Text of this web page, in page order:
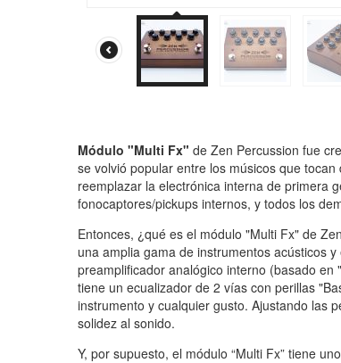
Módulo "Multi Fx" de Zen Percussion fue
se volvió popular entre los músicos que
reemplazar la electrónica interna de primera
fonocaptores/pickups internos, y todos los
Entonces, ¿qué es el módulo "Multi Fx" de
una amplia gama de instrumentos acústicos
preamplificador analógico interno (basado
tiene un ecualizador de 2 vías con perillas
instrumento y cualquier gusto. Ajustando las
solidez al sonido.
Y, por supuesto, el módulo “Multi Fx” tiene